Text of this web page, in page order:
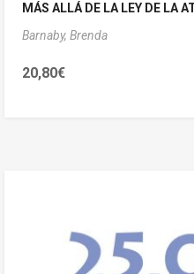
MÁS ALLÁ DE LA LEY DE LA
Barnaby, Brenda
20,80€